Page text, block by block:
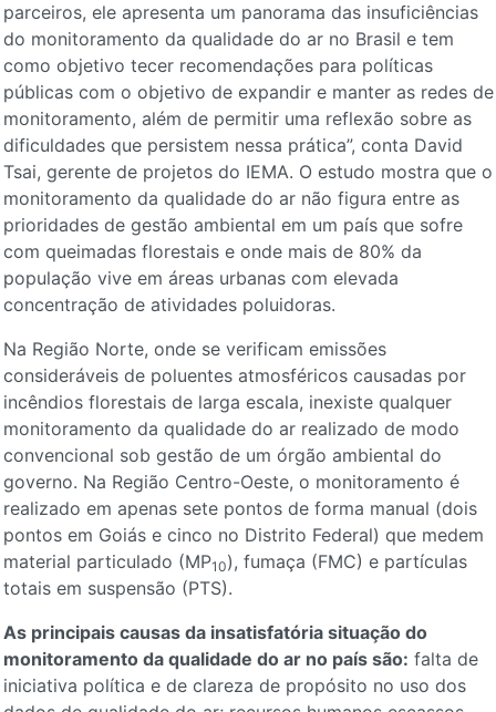
parceiros, ele apresenta um panorama das insuficiências
do monitoramento da qualidade do ar no Brasil e tem
como objetivo tecer recomendações para políticas
públicas com o objetivo de expandir e manter as redes de
monitoramento, além de permitir uma reflexão sobre as
dificuldades que persistem nessa prática”, conta David
Tsai, gerente de projetos do IEMA. O estudo mostra que o
monitoramento da qualidade do ar não figura entre as
prioridades de gestão ambiental em um país que sofre
com queimadas florestais e onde mais de 80% da
população vive em áreas urbanas com elevada
concentração de atividades poluidoras.
Na Região Norte, onde se verificam emissões
consideráveis de poluentes atmosféricos causadas por
incêndios florestais de larga escala, inexiste qualquer
monitoramento da qualidade do ar realizado de modo
convencional sob gestão de um órgão ambiental do
governo. Na Região Centro-Oeste, o monitoramento é
realizado em apenas sete pontos de forma manual (dois
pontos em Goiás e cinco no Distrito Federal) que medem
material particulado (MP10), fumaça (FMC) e partículas
totais em suspensão (PTS).
As principais causas da insatisfatória situação do
monitoramento da qualidade do ar no país são: falta de
iniciativa política e de clareza de propósito no uso dos